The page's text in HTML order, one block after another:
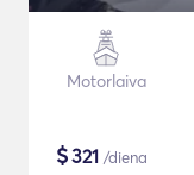
Motorlaiva
$321 /diena